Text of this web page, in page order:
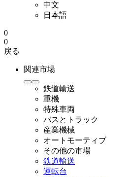
中文
日本語
0
0
戻る
関連市場
鉄道輸送
重機
特殊車両
バスとトラック
産業機械
オートモーティブ
その他の市場
鉄道輸送
運転台